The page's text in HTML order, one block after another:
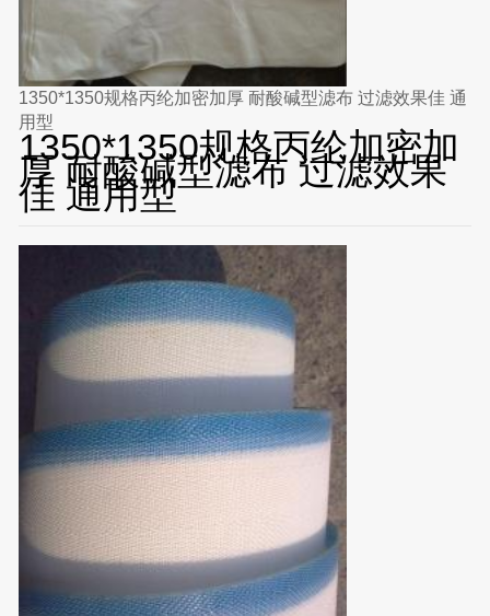
1350*1350规格丙纶加密加厚 耐酸碱型滤布 过滤效果佳 通
用型
1350*1350规格丙纶加密加
厚 耐酸碱型滤布 过滤效果
佳 通用型